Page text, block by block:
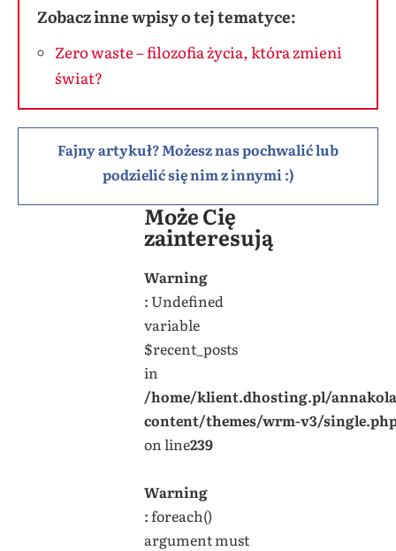
Zobacz inne wpisy o tej tematyce:
Zero waste – filozofia życia, która zmieni
świat?
Fajny artykuł? Możesz nas pochwalić lub
podzielić się nim z innymi :)
Może Cię
zainteresują
Warning
: Undefined
variable
$recent_posts
in
/home/klient.dhosting.pl/
content/themes/wrm-v3/
on line239
Warning
: foreach()
argument must